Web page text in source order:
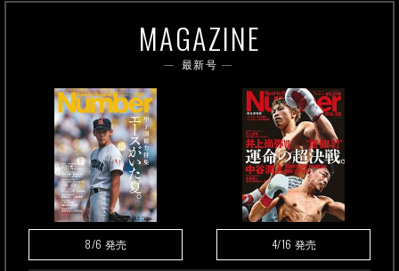
MAGAZINE
最新号
8/6 発売 4/16 発売